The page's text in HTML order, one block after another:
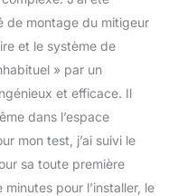
de montage du mitigeur
et le système de
» par un
et efficace. Il
dans l’espace
mon test, j’ai suivi le
sa toute première
pour l’installer, le